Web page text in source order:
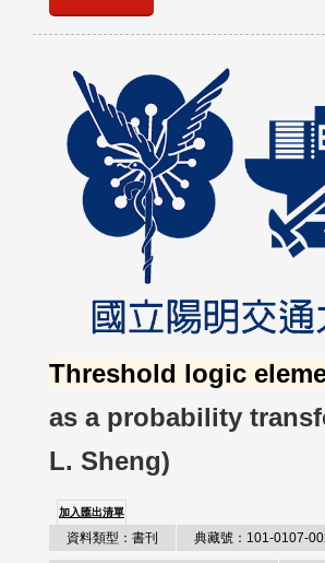
Threshold logic
as a probability
L. Sheng)
加入匯出清單
資料類型：書刊 典藏號：101-0107-